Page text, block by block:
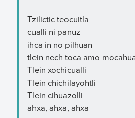
Tzilictic teocuitla
cualli ni panuz
ihca in no pilhuan
tlein nech toca amo
Tlein xochicualli
Tlein chichilayohtli
Tlein cihuazolli
ahxa, ahxa, ahxa